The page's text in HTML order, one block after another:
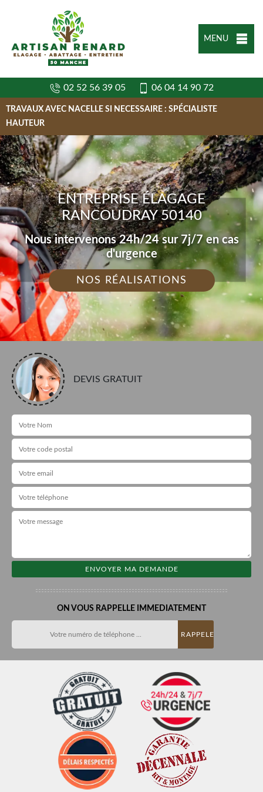
MENU
02 52 56 39 05 06 04 14 90 72
TRAVAUX AVEC NACELLE SI NECESSAIRE : SPÉCIALISTE
HAUTEUR
ENTREPRISE ÉLAGAGE
RANCOUDRAY 50140
Nous intervenons 24h/24 sur 7j/7 en cas
d'urgence
NOS RÉALISATIONS
DEVIS GRATUIT
ON VOUS RAPPELLE IMMEDIATEMENT